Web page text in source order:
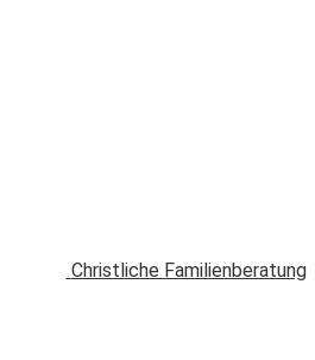
Christliche Familienberatung